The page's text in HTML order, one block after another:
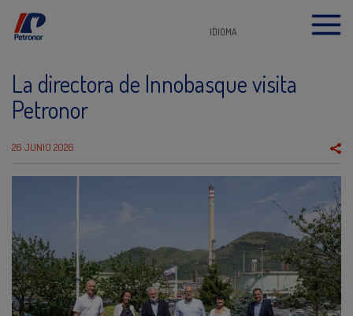
IDIOMA
La directora de Innobasque visita
Petronor
26 JUNIO 2026